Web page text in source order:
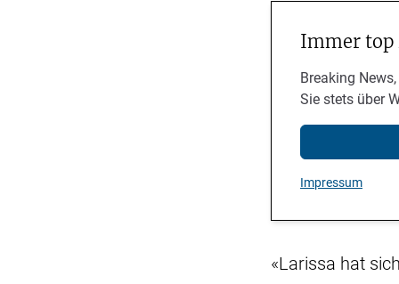
Immer top
Breaking
Sie stets über
Impressum
«Larissa hat